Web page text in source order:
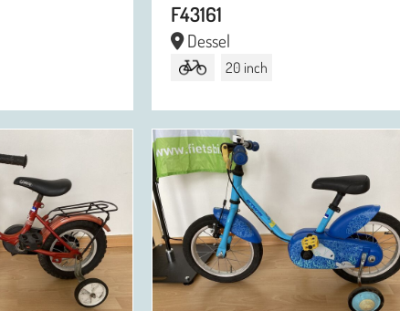
F43161
Dessel
20 inch